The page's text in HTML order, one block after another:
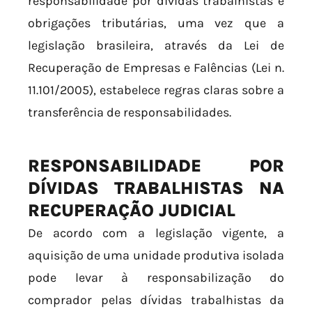
obrigações tributárias, uma vez que a
legislação brasileira, através da Lei de
Recuperação de Empresas e Falências (Lei n.
11.101/2005), estabelece regras claras sobre a
transferência de responsabilidades.
RESPONSABILIDADE POR
DÍVIDAS TRABALHISTAS NA
RECUPERAÇÃO JUDICIAL
De acordo com a legislação vigente, a
aquisição de uma unidade produtiva isolada
pode levar à responsabilização do
comprador pelas dívidas trabalhistas da